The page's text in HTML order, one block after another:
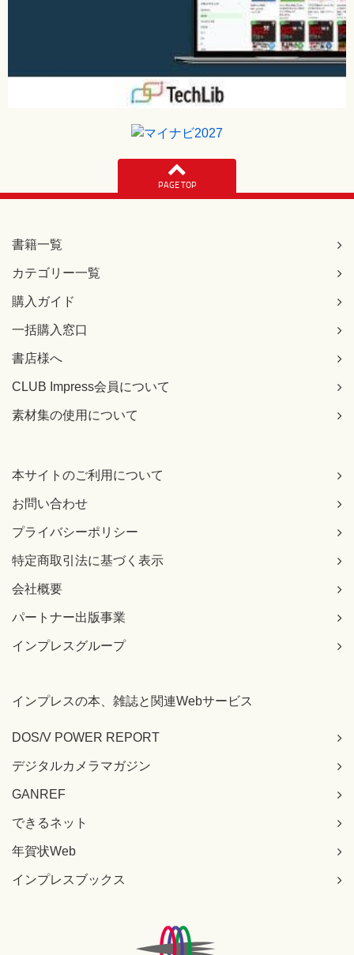
PAGE TOP
書籍一覧
カテゴリー一覧
購入ガイド
一括購入窓口
書店様へ
CLUB Impress会員について
素材集の使用について
本サイトのご利用について
お問い合わせ
プライバシーポリシー
特定商取引法に基づく表示
会社概要
パートナー出版事業
インプレスグループ
インプレスの本、雑誌と関連Webサービス
DOS/V POWER REPORT
デジタルカメラマガジン
GANREF
できるネット
年賀状Web
インプレスブックス